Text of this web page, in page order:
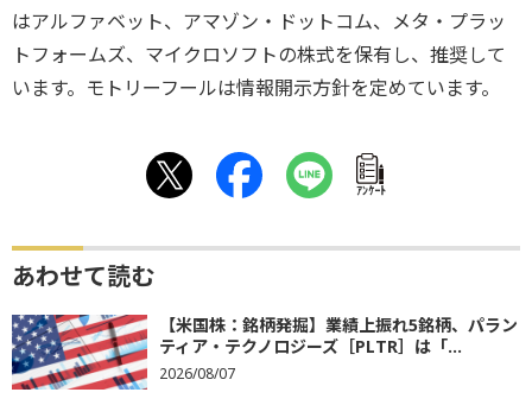
はアルファベット、アマゾン・ドットコム、メタ・プラッ
トフォームズ、マイクロソフトの株式を保有し、推奨して
います。モトリーフールは情報開示方針を定めています。
ｱﾝｹｰﾄ
あわせて読む
【米国株：銘柄発掘】業績上振れ5銘柄、パラン
ティア・テクノロジーズ［PLTR］は「...
2026/08/07